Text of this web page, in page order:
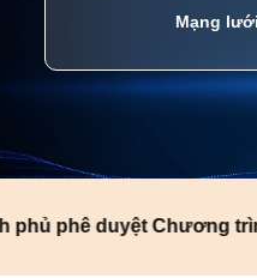
Mạng
duyệt Chương trình